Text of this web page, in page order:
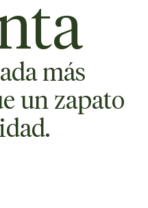
más
un zapato